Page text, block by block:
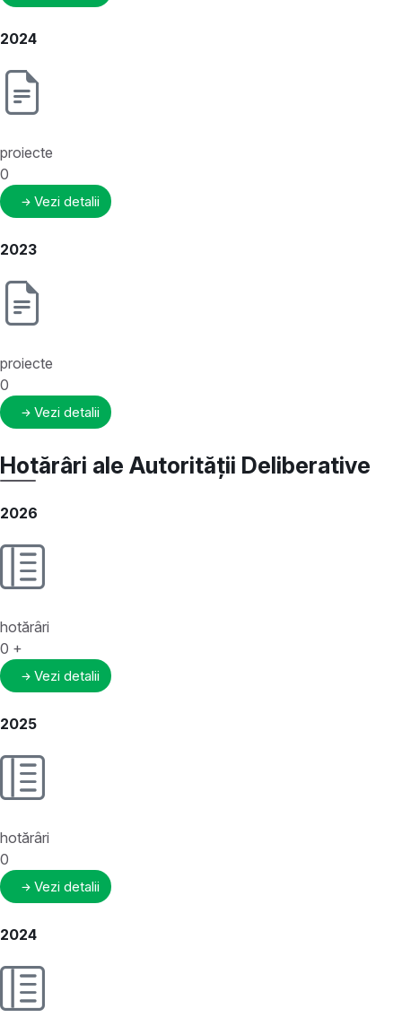
2024
proiecte
0
Vezi detalii
2023
proiecte
0
Vezi detalii
Hotărâri ale Autorității Deliberative
2026
hotărâri
0 +
Vezi detalii
2025
hotărâri
0
Vezi detalii
2024